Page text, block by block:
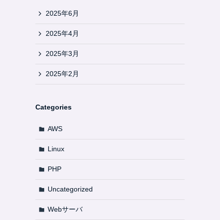
2025年6月
2025年4月
2025年3月
2025年2月
Categories
AWS
Linux
PHP
Uncategorized
Webサーバ